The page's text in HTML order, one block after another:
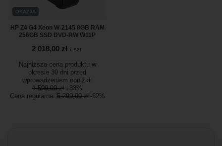
OKAZJA
HP Z4 G4 Xeon W-2145 8GB RAM
256GB SSD DVD-RW W11P
2 018,00 zł / szt.
Najniższa cena produktu w
okresie 30 dni przed
wprowadzeniem obniżki:
1 509,00 zł +33%
Cena regularna: 5 299,00 zł -62%